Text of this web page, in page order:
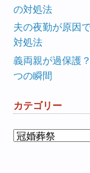
の対処法
夫の夜勤が原因
対処法
義両親が過保護
つの瞬間
カテゴリー
カ